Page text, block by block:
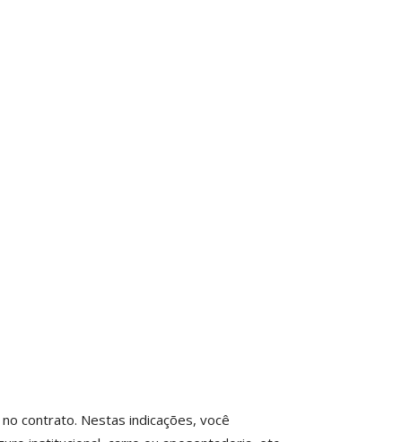
contrato. Nestas indicações, você